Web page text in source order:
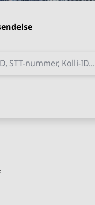
STT-nummer, Kolli-ID...